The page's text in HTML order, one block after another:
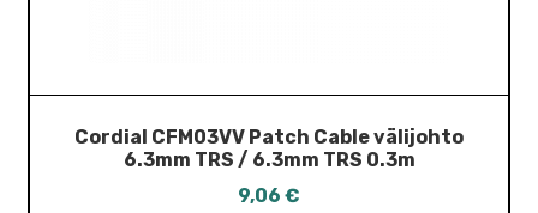
Cordial CFM03VV Patch Cable välijohto
6.3mm TRS / 6.3mm TRS 0.3m
9,06 €